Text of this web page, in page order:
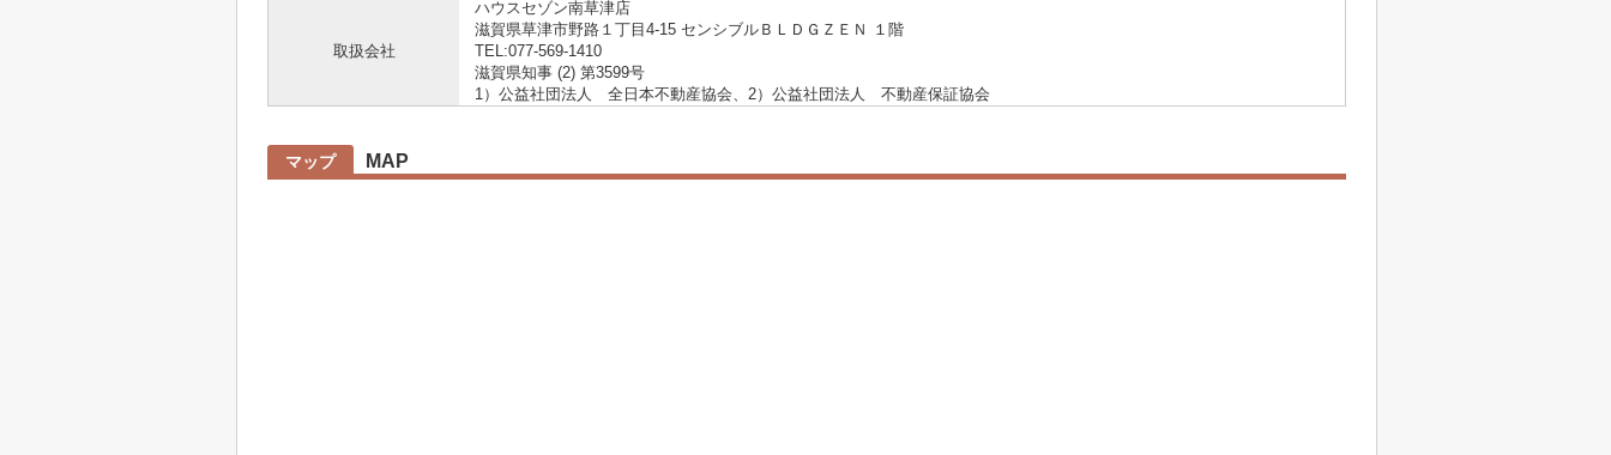
取扱会社
ハウスセゾン南草津店
滋賀県草津市野路１丁目4-15 センシブルＢＬＤＧＺＥＮ １階
TEL:077-569-1410
滋賀県知事 (2) 第3599号
1）公益社団法人 全日本不動産協会、2）公益社団法人 不動産保証協会
マップ MAP